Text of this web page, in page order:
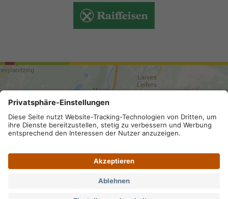
ANREISE
Impressum . Privacy
A4RZ960